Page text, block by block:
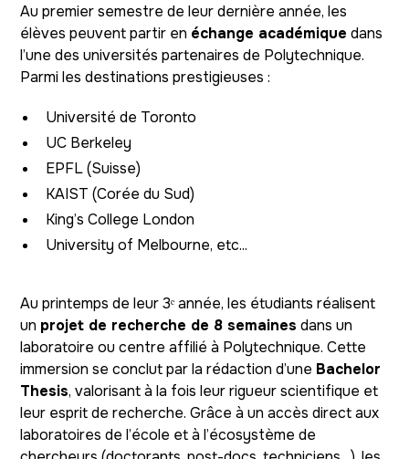
Au premier semestre de leur dernière année, les
élèves peuvent partir en échange académique dans
l’une des universités partenaires de Polytechnique.
Parmi les destinations prestigieuses :
Université de Toronto
UC Berkeley
EPFL (Suisse)
KAIST (Corée du Sud)
King’s College London
University of Melbourne, etc...
Au printemps de leur 3ᵉ année, les étudiants réalisent
un projet de recherche de 8 semaines dans un
laboratoire ou centre affilié à Polytechnique. Cette
immersion se conclut par la rédaction d’une Bachelor
Thesis, valorisant à la fois leur rigueur scientifique et
leur esprit de recherche. Grâce à un accès direct aux
laboratoires de l’école et à l’écosystème de